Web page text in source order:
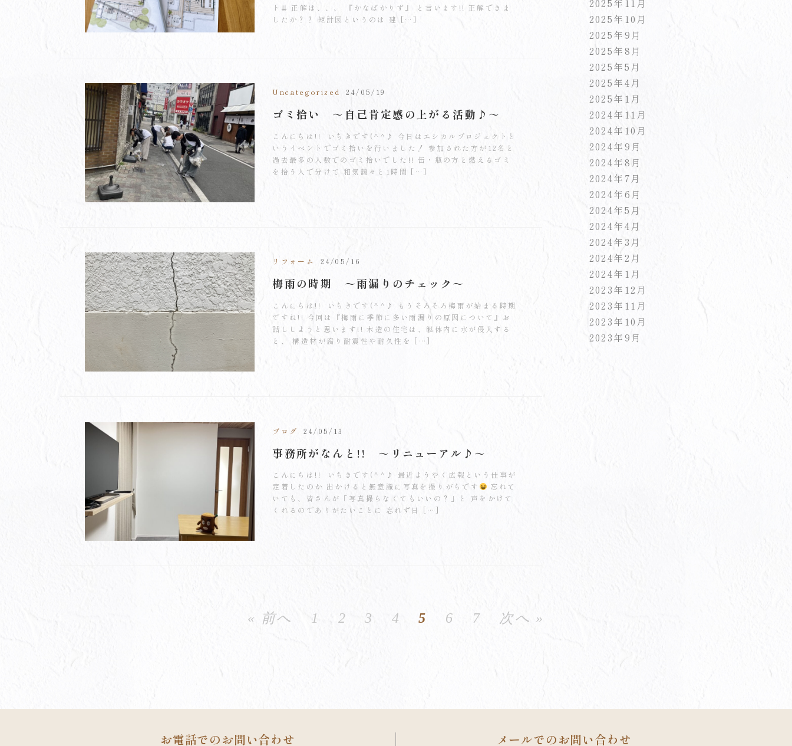
ト⇊ 正解は、、、 『かなばかりず』 と言います!! 正解できま
したか？？ 矩計図というのは 建 […]
Uncategorized 24/05/19
ゴミ拾い ～自己肯定感の上がる活動♪～
こんにちは!! いちきです(^^♪ 今日はエシカルプロジェクトと
いうイベントでゴミ拾いを行いました！ 参加された方が12名と
過去最多の人数でのゴミ拾いでした!! 缶・瓶の方と燃えるゴミ
を拾う人で分けて 和気藹々と1時間 […]
リフォーム 24/05/16
梅雨の時期 ～雨漏りのチェック～
こんにちは!! いちきです(^^♪ もうそろそろ梅雨が始まる時期
ですね!! 今回は『梅雨に季節に多い雨漏りの原因について』お
話ししようと思います!! 木造の住宅は、躯体内に水が侵入する
と、 構造材が腐り耐震性や耐久性を […]
ブログ 24/05/13
事務所がなんと!! ～リニューアル♪～
こんにちは!! いちきです(^^♪ 最近ようやく広報という仕事が
定着したのか 出かけると無意識に写真を撮りがちです
忘れて
いても、皆さんが「写真撮らなくてもいいの？」と 声をかけて
くれるのでありがたいことに 忘れず日 […]
2025年11月
2025年10月
2025年9月
2025年8月
2025年5月
2025年4月
2025年1月
2024年11月
2024年10月
2024年9月
2024年8月
2024年7月
2024年6月
2024年5月
2024年4月
2024年3月
2024年2月
2024年1月
2023年12月
2023年11月
2023年10月
2023年9月
« 前へ 1 2 3 4 5 6 7 次へ »
お電話でのお問い合わせ メールでのお問い合わせ